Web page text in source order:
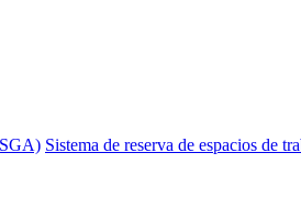
Sistema de reserva de espacios de